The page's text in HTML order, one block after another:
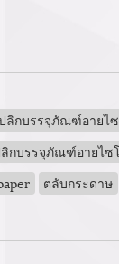
ลิกบรรจุภัณฑ์อายไ
กบรรจุภัณฑ์อายไซ
ตลับกระดาษ